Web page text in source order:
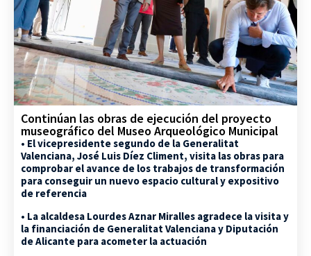
Continúan las obras de ejecución del proyecto
museográfico del Museo Arqueológico Municipal
• El vicepresidente segundo de la Generalitat
Valenciana, José Luis Díez Climent, visita las obras para
comprobar el avance de los trabajos de transformación
para conseguir un nuevo espacio cultural y expositivo
de referencia
• La alcaldesa Lourdes Aznar Miralles agradece la visita y
la financiación de Generalitat Valenciana y Diputación
de Alicante para acometer la actuación